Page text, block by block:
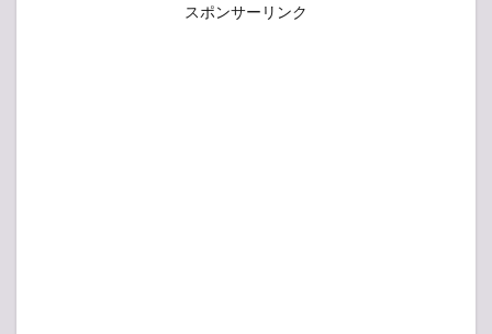
スポンサーリンク